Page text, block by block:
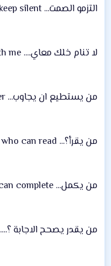
التزمو الصمت... keep silent
لا تنام خلك معاي.... Don`t sleep be with me
من يستطيع ان يجاوب... who can answer
من يقرأ؟... who can read
من يكمل... who can complete
من يقدر يصحح الاجابة ؟.... who can correct؟